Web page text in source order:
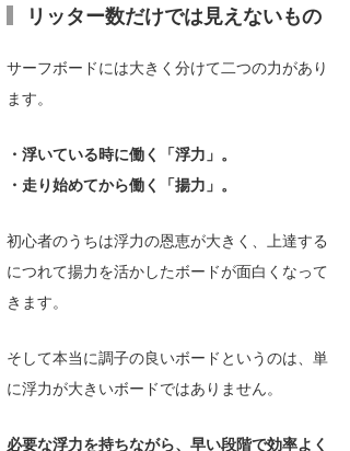
リッター数だけでは見えないもの
サーフボードには大きく分けて二つの力があり
ます。
・浮いている時に働く「浮力」。
・走り始めてから働く「揚力」。
初心者のうちは浮力の恩恵が大きく、上達する
につれて揚力を活かしたボードが面白くなって
きます。
そして本当に調子の良いボードというのは、単
に浮力が大きいボードではありません。
必要な浮力を持ちながら、早い段階で効率よく